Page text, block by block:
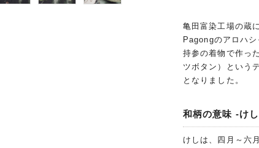
亀田富染工場の蔵
Pagongのアロハ
持参の着物で作っ
ツボタン）という
となりました。
和柄の意味 -け
けしは、四月～六